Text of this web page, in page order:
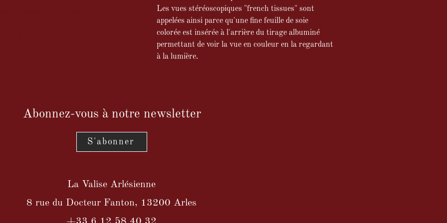
Les vues stéréoscopiques "french tissues" sont
appelées ainsi parce qu'une fine feuille de soie
colorée est insérée à l'arrière du tirage albuminé
permettant de voir la vue en couleur en la regardant
à la lumière.
Abonnez-vous à notre newsletter
S'abonner
La Valise Arlésienne
8 rue du Docteur Fanton, 13200 Arles